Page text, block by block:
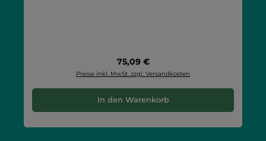
Regulärer Preis:
75,09 €
Preise inkl. MwSt. zzgl. Versandkosten
In den Warenkorb